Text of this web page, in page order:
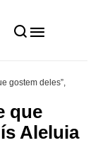
gostem deles”,
que
Aleluia